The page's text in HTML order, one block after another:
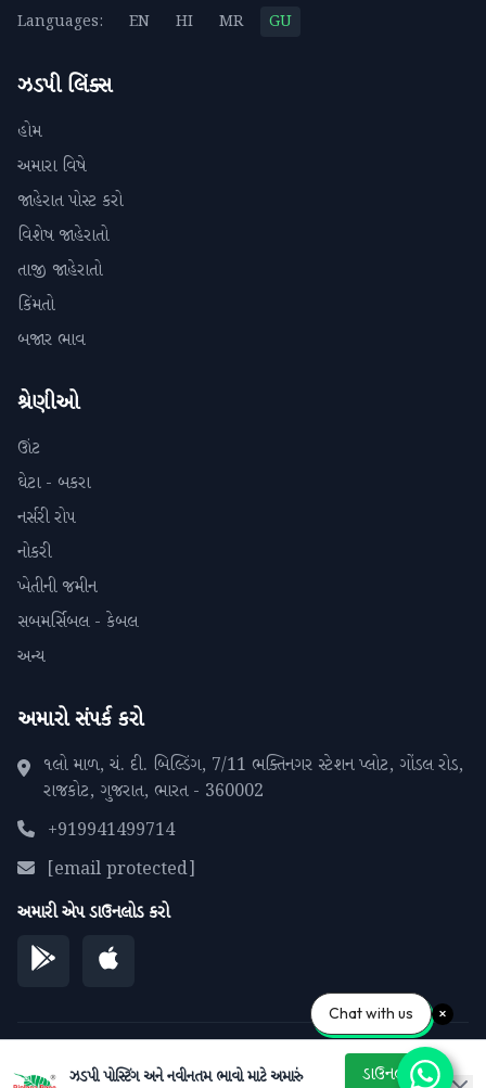
Languages: EN HI MR GU
ઝડપી લિંક્સ
હોમ
અમારા વિષે
જાહેરાત પોસ્ટ કરો
વિશેષ જાહેરાતો
તાજી જાહેરાતો
કિંમતો
બજાર ભાવ
શ્રેણીઓ
ઊંટ
ઘેટા - બકરા
નર્સરી રોપ
નોકરી
ખેતીની જમીન
સબમર્સિબલ - કેબલ
અન્ય
અમારો સંપર્ક કરો
૧લો માળ, ચં. દી. બિલ્ડિંગ, 7/11 ભક્તિનગર સ્ટેશન પ્લોટ, ગોંડલ રોડ,
રાજકોટ, ગુજરાત, ભારત - 360002
+919941499714
[email protected]
અમારી એપ ડાઉનલોડ કરો
© 2026 પીપળાના પાને. બધા અધિકારો સુરક્ષિત.
ઝડપી પોસ્ટિંગ અને નવીનતમ ભાવો માટે અમારું ડાઉનલોડ
Chat with us